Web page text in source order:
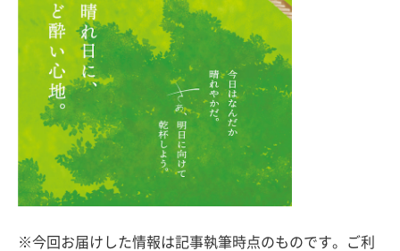
※今回お届けした情報は記事執筆時点のものです。ご利